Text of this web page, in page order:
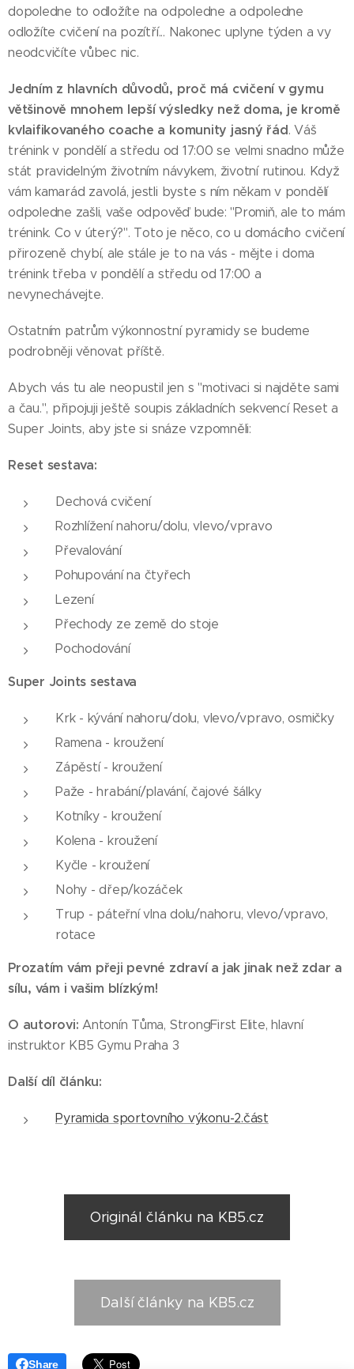
dopoledne to odložíte na odpoledne a odpoledne
odložíte cvičení na pozítří... Nakonec uplyne týden a vy
neodcvičíte vůbec nic.
Jedním z hlavních důvodů, proč má cvičení v gymu
většinově mnohem lepší výsledky než doma, je kromě
kvlaifikovaného coache a komunity jasný řád. Váš
trénink v pondělí a středu od 17:00 se velmi snadno může
stát pravidelným životním návykem, životní rutinou. Když
vám kamarád zavolá, jestli byste s ním někam v pondělí
odpoledne zašli, vaše odpověď bude: "Promiň, ale to mám
trénink. Co v úterý?". Toto je něco, co u domácího cvičení
přirozeně chybí, ale stále je to na vás - mějte i doma
trénink třeba v pondělí a středu od 17:00 a
nevynechávejte.
Ostatním patrům výkonnostní pyramidy se budeme
podrobněji věnovat příště.
Abych vás tu ale neopustil jen s "motivaci si najděte sami
a čau.", připojuji ještě soupis základních sekvencí Reset a
Super Joints, aby jste si snáze vzpomněli:
Reset sestava:
Dechová cvičení
Rozhlížení nahoru/dolu, vlevo/vpravo
Převalování
Pohupování na čtyřech
Lezení
Přechody ze země do stoje
Pochodování
Super Joints sestava
Krk - kývání nahoru/dolu, vlevo/vpravo, osmičky
Ramena - kroužení
Zápěstí - kroužení
Paže - hrabání/plavání, čajové šálky
Kotníky - kroužení
Kolena - kroužení
Kyčle - kroužení
Nohy - dřep/kozáček
Trup - páteřní vlna dolu/nahoru, vlevo/vpravo,
rotace
Prozatím vám přeji pevné zdraví a jak jinak než zdar a
sílu, vám i vašim blízkým!
O autorovi:Antonín Tůma, StrongFirst Elite, hlavní
instruktor KB5 Gymu Praha 3
Další díl článku:
Pyramida sportovního výkonu-2.část
Originál článku na KB5.cz
Další články na KB5.cz
Share